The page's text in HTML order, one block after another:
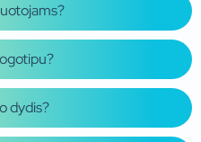
dydis?